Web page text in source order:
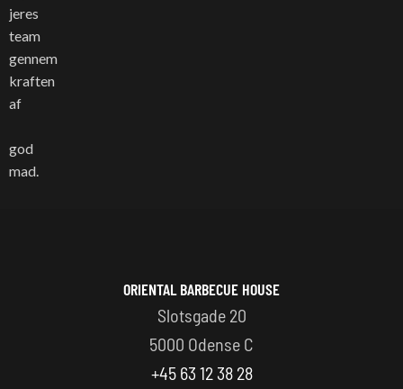
jeres
team
gennem
kraften
af
god
mad.
ORIENTAL BARBECUE HOUSE
Slotsgade 20
5000 Odense C
+45 63 12 38 28